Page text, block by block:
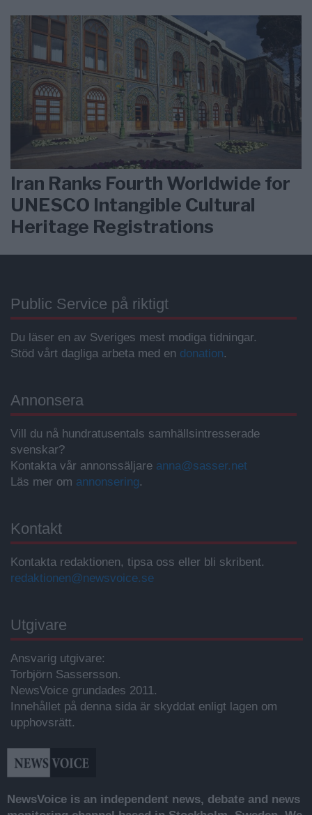
Iran Ranks Fourth Worldwide for
UNESCO Intangible Cultural
Heritage Registrations
Public Service på riktigt
Du läser en av Sveriges mest modiga tidningar.
Stöd vårt dagliga arbeta med en donation.
Annonsera
Vill du nå hundratusentals samhällsintresserade
svenskar?
Kontakta vår annonssäljare anna@sasser.net
Läs mer om annonsering.
Kontakt
Kontakta redaktionen, tipsa oss eller bli skribent.
redaktionen@newsvoice.se
Utgivare
Ansvarig utgivare:
Torbjörn Sassersson.
NewsVoice grundades 2011.
Innehållet på denna sida är skyddat enligt lagen om
upphovsrätt.
NewsVoice is an independent news, debate and news